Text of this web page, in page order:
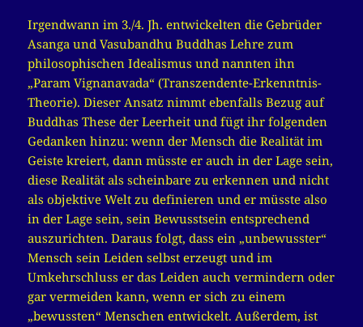
Irgendwann im 3./4. Jh. entwickelten die Gebrüder
Asanga und Vasubandhu Buddhas Lehre zum
philosophischen Idealismus und nannten ihn
„Param Vignanavada“ (Transzendente-Erkenntnis-
Theorie). Dieser Ansatz nimmt ebenfalls Bezug auf
Buddhas These der Leerheit und fügt ihr folgenden
Gedanken hinzu: wenn der Mensch die Realität im
Geiste kreiert, dann müsste er auch in der Lage sein,
diese Realität als scheinbare zu erkennen und nicht
als objektive Welt zu definieren und er müsste also
in der Lage sein, sein Bewusstsein entsprechend
auszurichten. Daraus folgt, dass ein „unbewusster“
Mensch sein Leiden selbst erzeugt und im
Umkehrschluss er das Leiden auch vermindern oder
gar vermeiden kann, wenn er sich zu einem
„bewussten“ Menschen entwickelt. Außerdem, ist